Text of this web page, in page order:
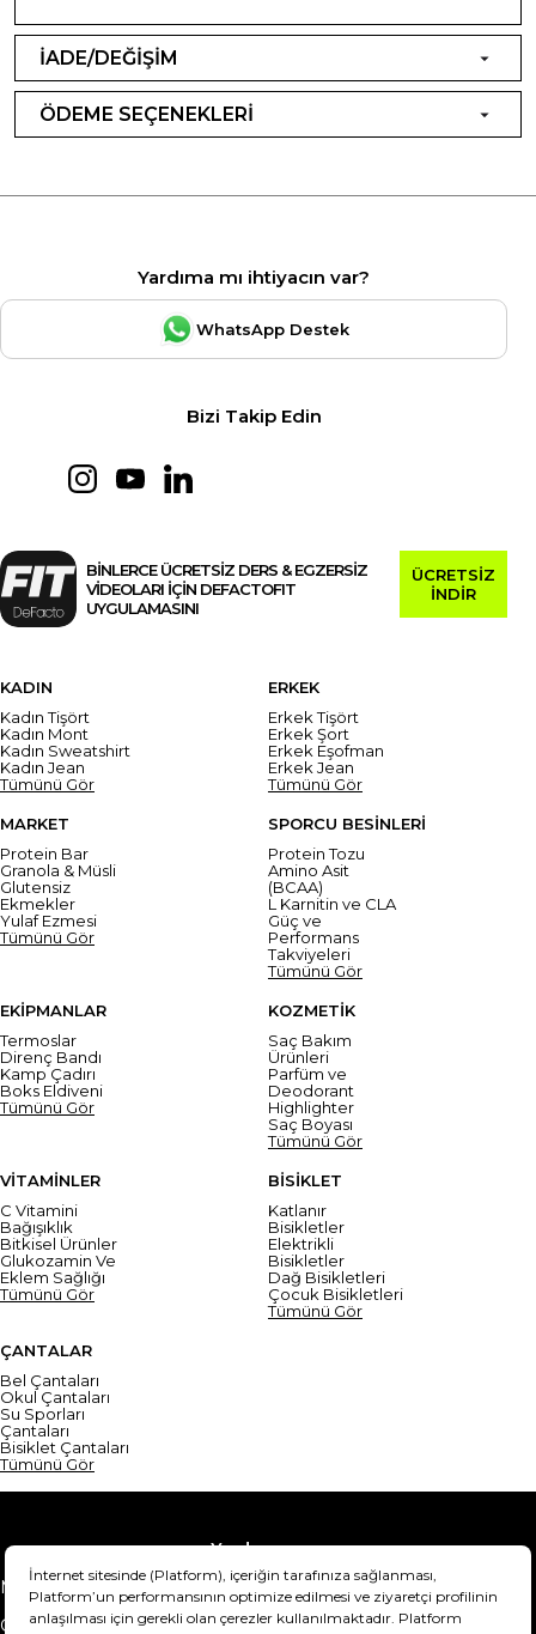
İADE/DEĞİŞİM
ÖDEME SEÇENEKLERİ
Yardıma mı ihtiyacın var?
WhatsApp Destek
Bizi Takip Edin
BİNLERCE ÜCRETSİZ DERS & EGZERSİZ
VİDEOLARI İÇİN DEFACTOFIT
UYGULAMASINI
ÜCRETSİZ
İNDİR
KADIN
Kadın Tişört
Kadın Mont
Kadın Sweatshirt
Kadın Jean
Tümünü Gör
ERKEK
Erkek Tişört
Erkek Şort
Erkek Eşofman
Erkek Jean
Tümünü Gör
MARKET
Protein Bar
Granola & Müsli
Glutensiz
Ekmekler
Yulaf Ezmesi
Tümünü Gör
SPORCU BESİNLERİ
Protein Tozu
Amino Asit
(BCAA)
L Karnitin ve CLA
Güç ve
Performans
Takviyeleri
Tümünü Gör
EKİPMANLAR
Termoslar
Direnç Bandı
Kamp Çadırı
Boks Eldiveni
Tümünü Gör
KOZMETİK
Saç Bakım
Ürünleri
Parfüm ve
Deodorant
Highlighter
Saç Boyası
Tümünü Gör
VİTAMİNLER
C Vitamini
Bağışıklık
Bitkisel Ürünler
Glukozamin Ve
Eklem Sağlığı
Tümünü Gör
BİSİKLET
Katlanır
Bisikletler
Elektrikli
Bisikletler
Dağ Bisikletleri
Çocuk Bisikletleri
Tümünü Gör
ÇANTALAR
Bel Çantaları
Okul Çantaları
Su Sporları
Çantaları
Bisiklet Çantaları
Tümünü Gör
Yardım
Mesafeli Satış Sözleşmesi
Teslimat Bilgisi
Gizlilik Sözleşmesi
Şartlar & Koşullar